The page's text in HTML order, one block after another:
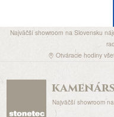
Najväčší showroom na Slovensku
Otváracie hodiny
Najväčší showroom